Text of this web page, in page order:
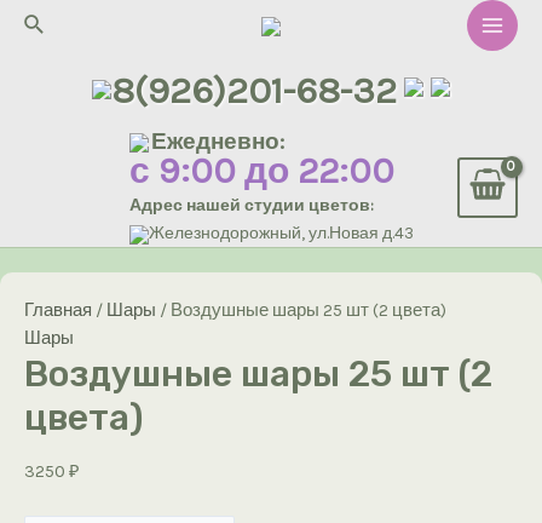
Перейти
Поиск
Main
8(926)201-68-32
Ежедневно:
с 9:00 до 22:00
Адрес нашей студии цветов:
Железнодорожный, ул.Новая д.43
Главная / Шары / Воздушные шары 25 шт (2 цвета)
Шары
Воздушные шары 25 шт (2
цвета)
3250 ₽